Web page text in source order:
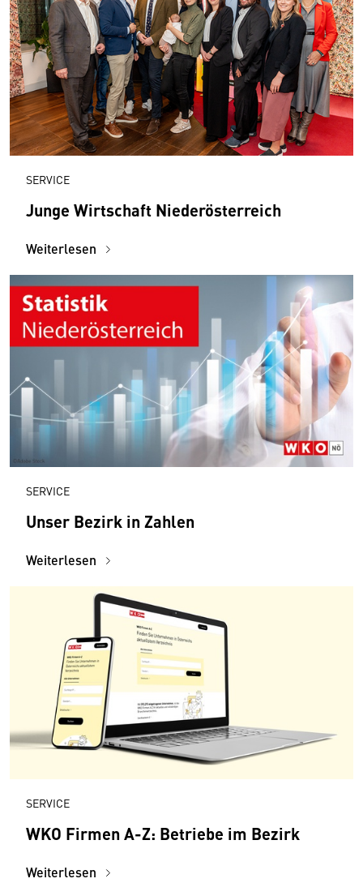
SERVICE
Junge Wirtschaft Niederösterreich
Weiterlesen
SERVICE
Unser Bezirk in Zahlen
Weiterlesen
SERVICE
WKO Firmen A-Z: Betriebe im Bezirk
Weiterlesen